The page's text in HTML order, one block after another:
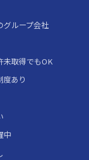
グループ会社
未取得でもOK
度あり
中